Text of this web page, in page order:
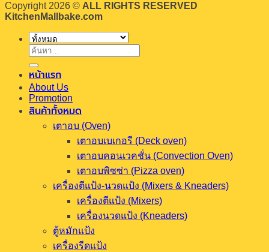
Copyright 2026 © ALL RIGHTS RESERVED
KitchenMallbake.com
ค้นหา:
หน้าแรก
About Us
Promotion
สินค้าทั้งหมด
เตาอบ (Oven)
เตาอบเบเกอรี (Deck oven)
เตาอบคอนเวคชั่น (Convection Oven)
เตาอบพิซซ่า (Pizza oven)
เครื่องตีแป้ง-นวดแป้ง (Mixers & Kneaders)
เครื่องตีแป้ง (Mixers)
เครื่องนวดแป้ง (Kneaders)
ตู้หมักแป้ง
เครื่องรีดแป้ง